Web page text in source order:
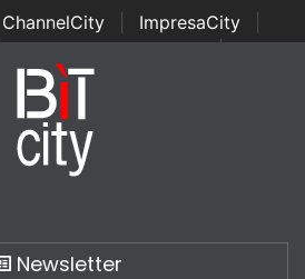
ChannelCity ImpresaCity
Italian Channel Awards | Italian
Italian Security Awards
Newsletter